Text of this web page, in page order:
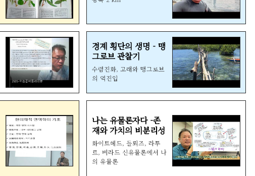
경계 횡단의 생명 - 맹
그로브 관찰기
수렴진화, 고래와 맹그로브
의 역진입
나는 유물론자다 -존
재와 가치의 비분리성
화이트헤드, 들뢰즈, 라투
르, 버라드 신유물론에서 나
의 유물론